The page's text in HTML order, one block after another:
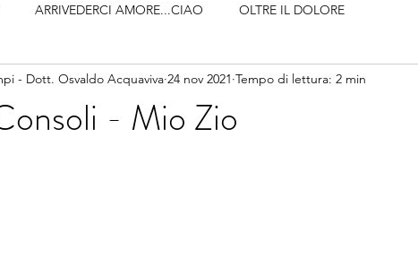
ARRIVEDERCI AMORE...CIAO OLTRE IL DOLORE
- Mio Zio
- Dott. Osvaldo Acquaviva 24 nov 2021 Tempo di lettura: 2 min